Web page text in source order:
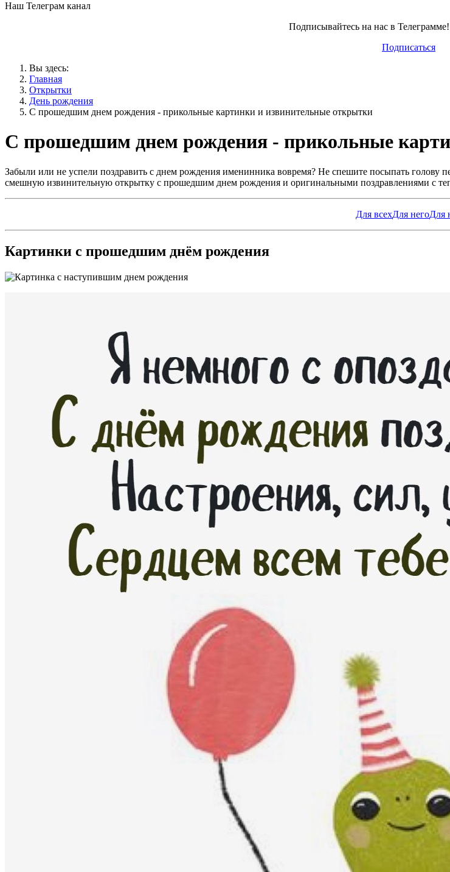
Наш Телеграм канал
Подписывайтесь на нас в
Подписаться
Вы здесь:
Главная
Открытки
День рождения
С прошедшим днем рождения - прикольные картинки и извинительные открытки
С прошедшим днем рождения - прикольные
Забыли или не успели поздравить с днем рождения именинника вовремя? Не спешите посыпать голову
смешную извинительную открытку с прошедшим днем рождения и оригинальными поздравлениями с
Для всехДля негоДля
Картинки с прошедшим днём рождения